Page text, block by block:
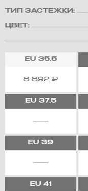
ТИП ЗАСТЕЖКИ:
ЦВЕТ:
EU35.5
8 892 ₽
EU37.5
EU 39
EU 41